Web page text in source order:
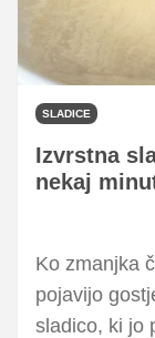
SLADICE
Izvrstna
nekaj
Ko zmanjka
pojavijo
sladico, ki jo